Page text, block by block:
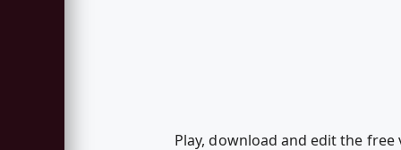
Play, download and edit the free